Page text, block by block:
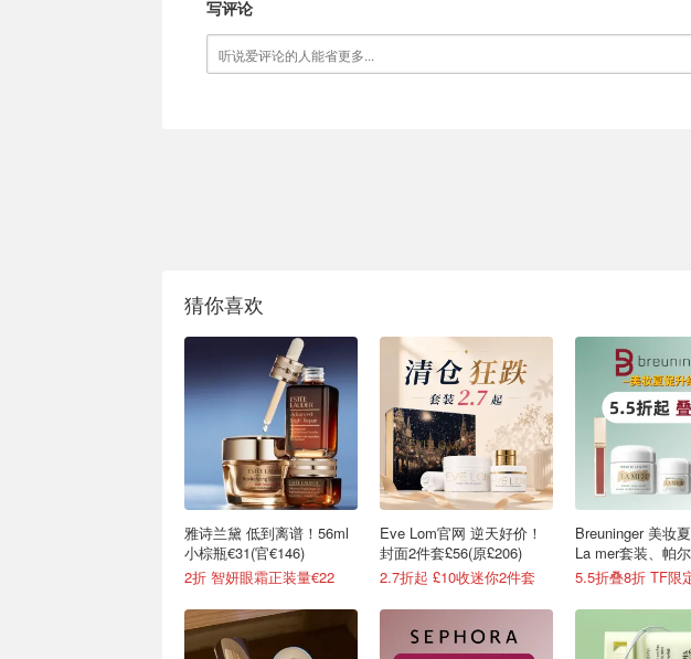
写评论
猜你喜欢
雅诗兰黛 低到离谱！56ml
小棕瓶€31(官€146)
2折 智妍眼霜正装量€22
Eve Lom官网 逆天好价！
封面2件套£56(原£206)
2.7折起 £10收迷你2件套
Breuninger 美妆
La mer套装、帕
5.5折叠8折 TF限